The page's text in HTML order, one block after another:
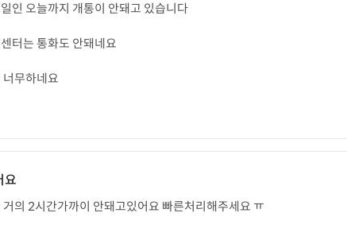
너무하네요
요
거의 2시간가까이 안돼고있어요 빠른처리해주세요 ㅠ